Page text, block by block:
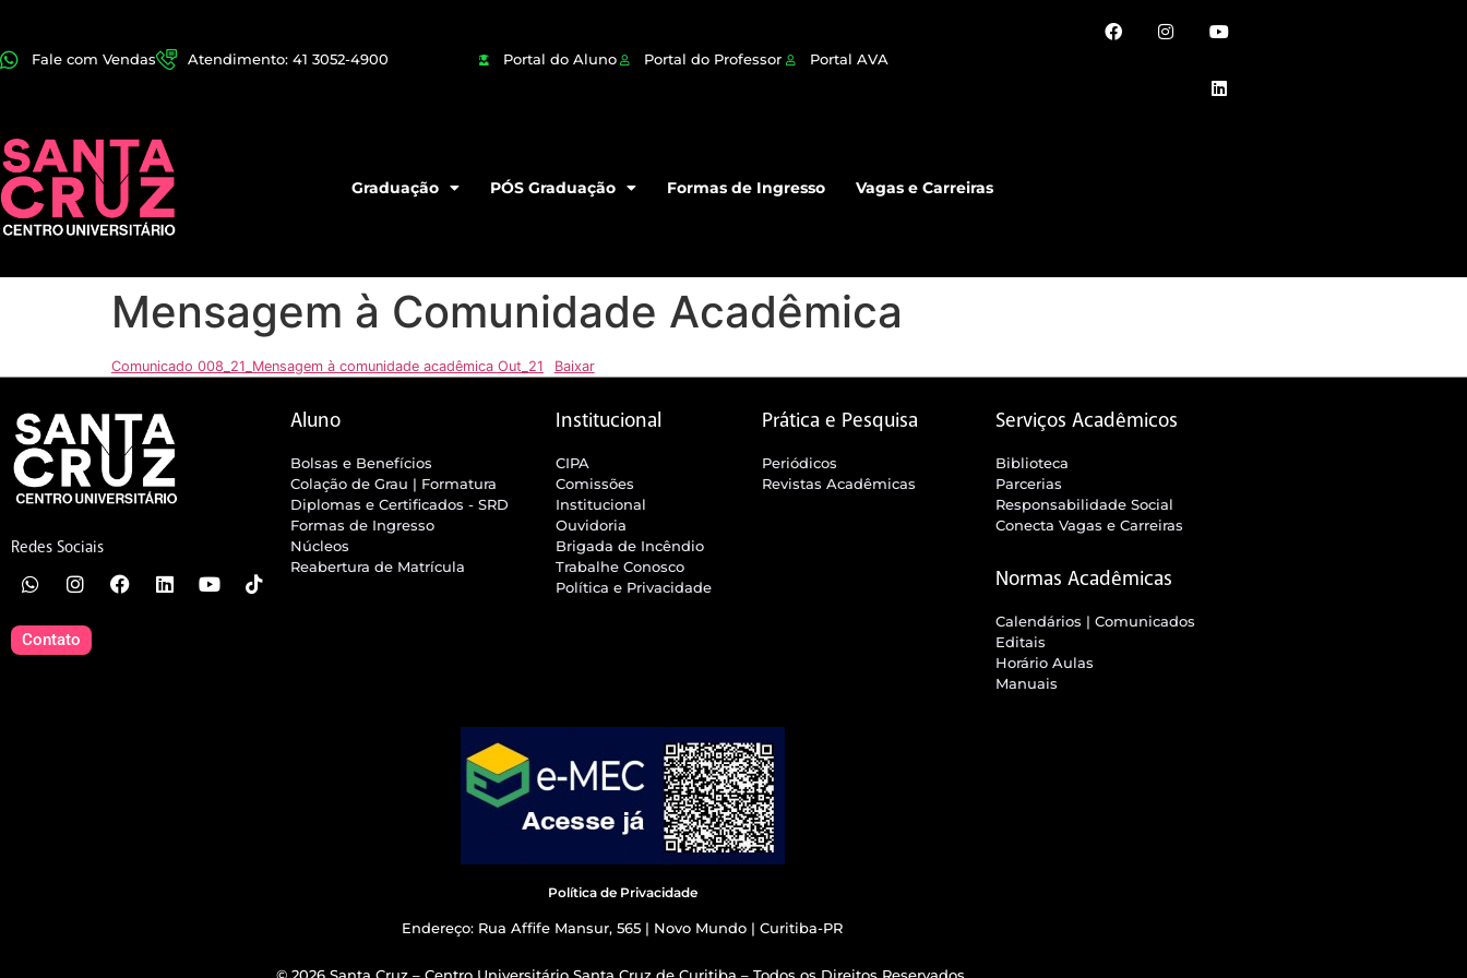
Fale com Vendas Atendimento: 41 3052-4900 Portal do Aluno Portal do Professor Portal AVA
Graduação PÓS Graduação Formas de Ingresso Vagas e Carreiras
Mensagem à Comunidade Acadêmica
Comunicado 008_21_Mensagem à comunidade acadêmica Out_21 Baixar
Redes Sociais
Contato
Aluno
Bolsas e Benefícios
Colação de Grau | Formatura
Diplomas e Certificados - SRD
Formas de Ingresso
Núcleos
Reabertura de Matrícula
Institucional
CIPA
Comissões
Institucional
Ouvidoria
Brigada de Incêndio
Trabalhe Conosco
Política e Privacidade
Prática e Pesquisa
Periódicos
Revistas Acadêmicas
Serviços Acadêmicos
Biblioteca
Parcerias
Responsabilidade Social
Conecta Vagas e Carreiras
Normas Acadêmicas
Calendários | Comunicados
Editais
Horário Aulas
Manuais
Política de Privacidade
Endereço: Rua Affife Mansur, 565 | Novo Mundo | Curitiba-PR